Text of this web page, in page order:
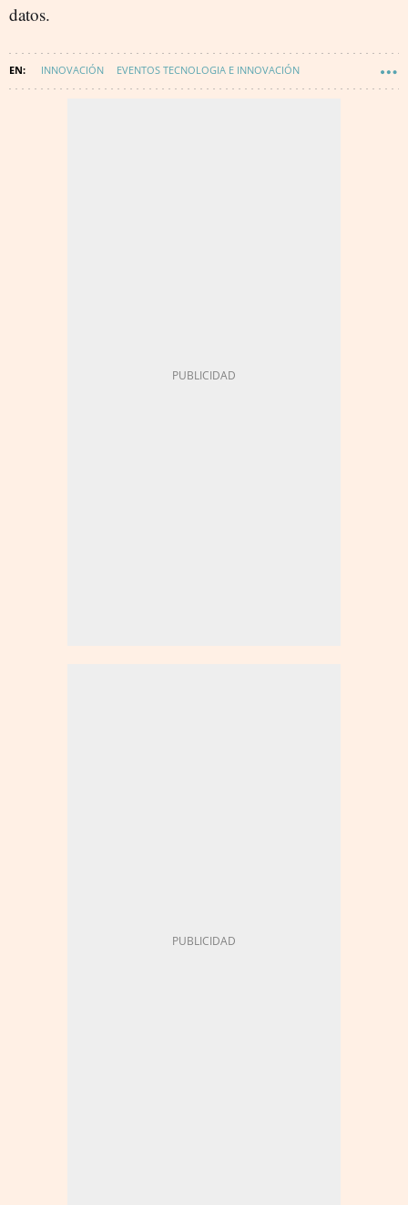
datos.
INNOVACIÓN EVENTOS TECNOLOGIA E INNOVACIÓN